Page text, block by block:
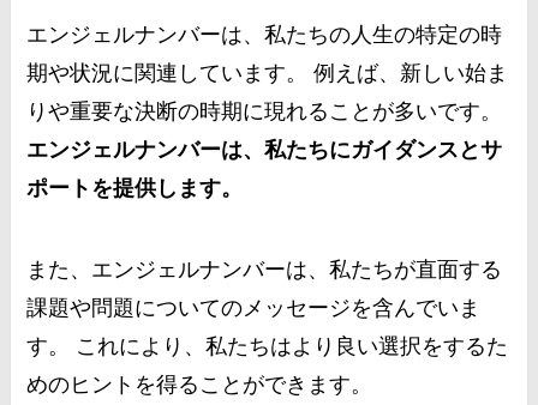
エンジェルナンバーは、私たちの人生の特定の時
期や状況に関連しています。 例えば、新しい始ま
りや重要な決断の時期に現れることが多いです。
エンジェルナンバーは、私たちにガイダンスとサ
ポートを提供します。
また、エンジェルナンバーは、私たちが直面する
課題や問題についてのメッセージを含んでいま
す。 これにより、私たちはより良い選択をするた
めのヒントを得ることができます。